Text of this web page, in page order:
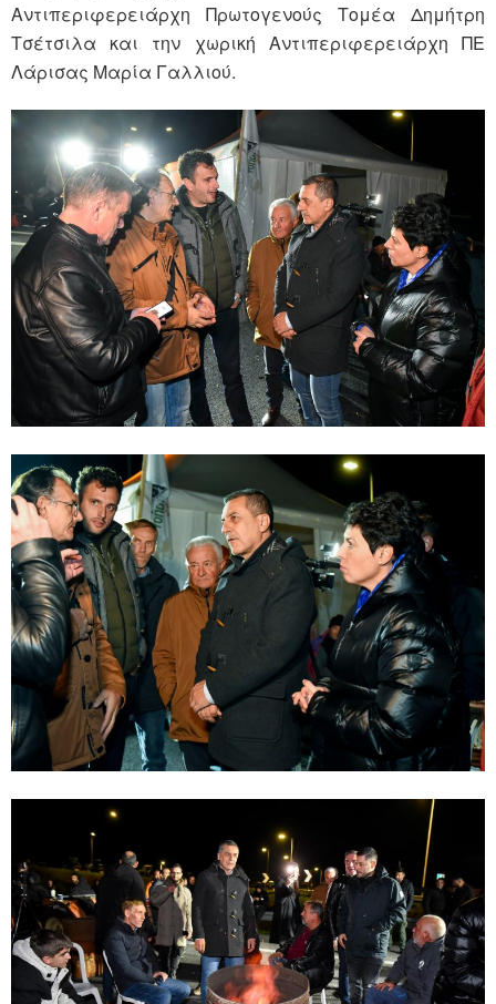
Αντιπεριφερειάρχη Πρωτογενούς Τομέα Δημήτρη
Τσέτσιλα και την χωρική Αντιπεριφερειάρχη ΠΕ
Λάρισας Μαρία Γαλλιού.